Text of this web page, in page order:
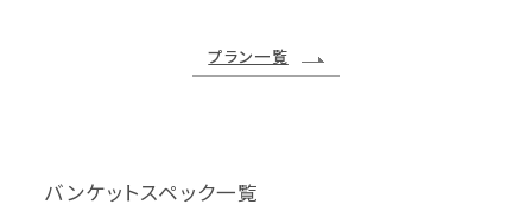
プラン一覧
バンケットスペック一覧